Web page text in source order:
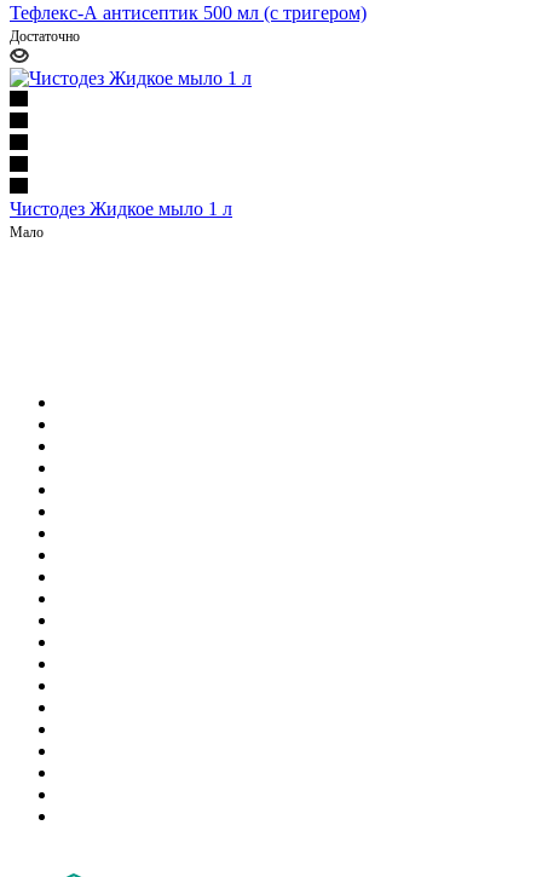
Тефлекс-А антисептик 500 мл (с тригером)
Достаточно
Чистодез Жидкое мыло 1 л
Мало